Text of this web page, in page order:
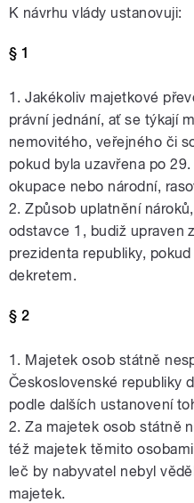
K návrhu vlády ustanovuji:
§ 1
1. Jakékoliv majetkové
právní jednání, ať se týkají
nemovitého, veřejného či
pokud byla uzavřena po
okupace nebo národní,
2. Způsob uplatnění
odstavce 1, budiž upraven
prezidenta republiky,
dekretem.
§ 2
1. Majetek osob státně
Československé republiky
podle dalších ustanovení
2. Za majetek osob státně
též majetek těmito
leč by nabyvatel nebyl
majetek.